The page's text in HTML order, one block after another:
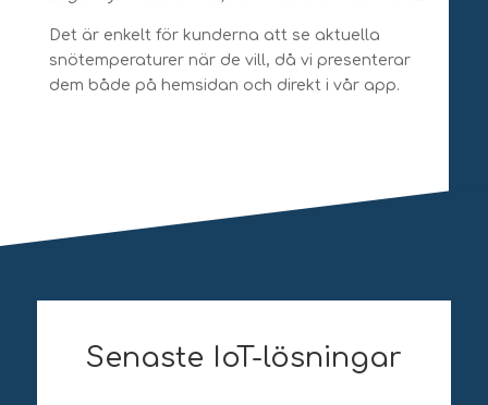
Det är enkelt för kunderna att se aktuella
snötemperaturer när de vill, då vi presenterar
dem både på hemsidan och direkt i vår app.
Senaste IoT-lösningar